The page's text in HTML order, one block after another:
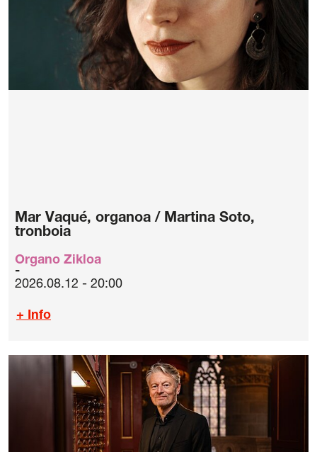
Mar Vaqué, organoa / Martina Soto,
tronboia
Organo Zikloa
2026.08.12 - 20:00
+ Info